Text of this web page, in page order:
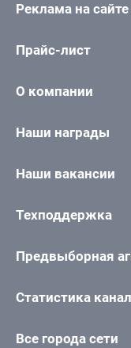
Реклама на сайте
Прайс-лист
О компании
Наши награды
Наши вакансии
Техподдержка
Предвыборная
Статистика
Все города сети